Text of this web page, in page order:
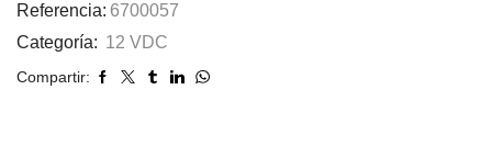
Referencia: 6700057
Categoría: 12 VDC
Compartir: